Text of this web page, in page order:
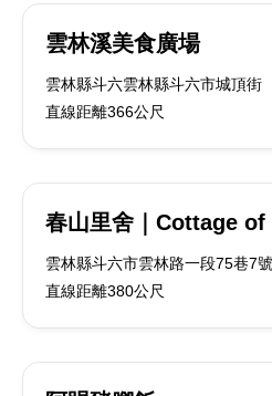
雲林溪美食廣場
雲林縣斗六雲林縣斗六市城頂街
直線距離366公尺
春山里舍｜Cottage
雲林縣斗六市雲林路一段75巷7號
直線距離380公尺